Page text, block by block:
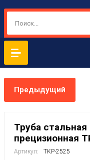
Предыдущий
Труба
прецизионная
Артикул: TKP-2525